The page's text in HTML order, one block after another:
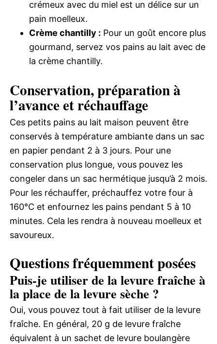
crémeux avec du miel est un délice sur un
pain moelleux.
Crème chantilly : Pour un goût encore plus
gourmand, servez vos pains au lait avec de
la crème chantilly.
Conservation, préparation à
l’avance et réchauffage
Ces petits pains au lait maison peuvent être
conservés à température ambiante dans un sac
en papier pendant 2 à 3 jours. Pour une
conservation plus longue, vous pouvez les
congeler dans un sac hermétique jusqu’à 2 mois.
Pour les réchauffer, préchauffez votre four à
160°C et enfournez les pains pendant 5 à 10
minutes. Cela les rendra à nouveau moelleux et
savoureux.
Questions fréquemment posées
Puis-je utiliser de la levure fraîche à
la place de la levure sèche ?
Oui, vous pouvez tout à fait utiliser de la levure
fraîche. En général, 20 g de levure fraîche
équivalent à un sachet de levure boulangère